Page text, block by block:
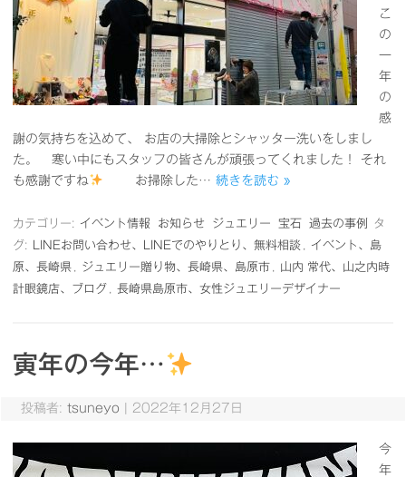
こ
の
一
年
の
感
謝の気持ちを込めて、 お店の大掃除とシャッター洗いをしまし
た。 寒い中にもスタッフの皆さんが頑張ってくれました！ それ
も感謝ですね
お掃除した… 続きを読む »
カテゴリー: イベント情報 お知らせ ジュエリー 宝石 過去の事例
タ
グ:
LINEお問い合わせ、LINEでのやりとり、無料相談
イベント、島
原、長崎県
ジュエリー贈り物、長崎県、島原市
山内 常代、山之内時
計眼鏡店、ブログ
長崎県島原市、女性ジュエリーデザイナー
寅年の今年…
投稿者: tsuneyo 2022年12月27日
今
年